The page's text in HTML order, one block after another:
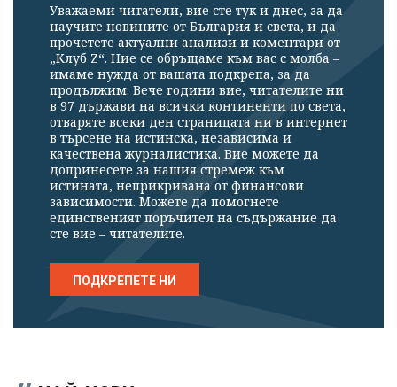
Уважаеми читатели, вие сте тук и днес, за да
научите новините от България и света, и да
прочетете актуални анализи и коментари от
„Клуб Z“. Ние се обръщаме към вас с молба –
имаме нужда от вашата подкрепа, за да
продължим. Вече години вие, читателите ни
в 97 държави на всички континенти по света,
отваряте всеки ден страницата ни в интернет
в търсене на истинска, независима и
качествена журналистика. Вие можете да
допринесете за нашия стремеж към
истината, неприкривана от финансови
зависимости. Можете да помогнете
единственият поръчител на съдържание да
сте вие – читателите.
ПОДКРЕПЕТЕ НИ